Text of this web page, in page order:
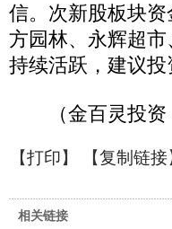
信。次新股板块
方园林、永辉超
持续活跃，建议投
（金百灵投资
【打印】 【复制链接
相关链接